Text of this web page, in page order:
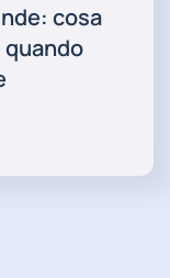
cosa
quando